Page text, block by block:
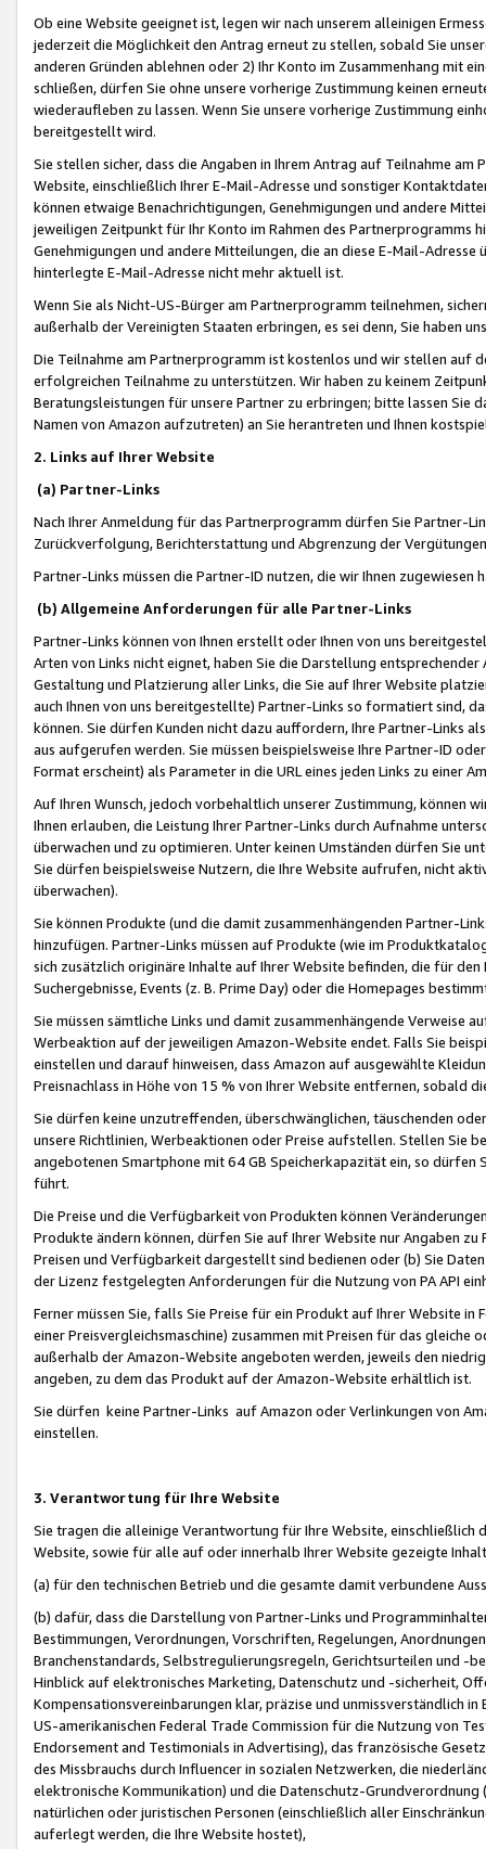
Ob eine Website geeignet ist, legen wir nach unserem alleinigen
jederzeit die Möglichkeit den Antrag erneut zu stellen, sobald Sie
anderen Gründen ablehnen oder 2) Ihr Konto im Zusammenhang mit
schließen, dürfen Sie ohne unsere vorherige Zustimmung keinen
wiederaufleben zu lassen. Wenn Sie unsere vorherige Zustimmung
bereitgestellt wird.
Sie stellen sicher, dass die Angaben in Ihrem Antrag auf Teilnahme
Website, einschließlich Ihrer E-Mail-Adresse und sonstiger
können etwaige Benachrichtigungen, Genehmigungen und andere
jeweiligen Zeitpunkt für Ihr Konto im Rahmen des Partnerprogramms
Genehmigungen und andere Mitteilungen, die an diese E-Mail-
hinterlegte E-Mail-Adresse nicht mehr aktuell ist.
Wenn Sie als Nicht-US-Bürger am Partnerprogramm teilnehmen,
außerhalb der Vereinigten Staaten erbringen, es sei denn, Sie haben
Die Teilnahme am Partnerprogramm ist kostenlos und wir stellen auf
erfolgreichen Teilnahme zu unterstützen. Wir haben zu keinem
Beratungsleistungen für unsere Partner zu erbringen; bitte lassen Sie
Namen von Amazon aufzutreten) an Sie herantreten und Ihnen
2. Links auf Ihrer Website
(a) Partner-Links
Nach Ihrer Anmeldung für das Partnerprogramm dürfen Sie Partner-
Zurückverfolgung, Berichterstattung und Abgrenzung der
Partner-Links müssen die Partner-ID nutzen, die wir Ihnen zugewiesen
(b) Allgemeine Anforderungen für alle Partner-Links
Partner-Links können von Ihnen erstellt oder Ihnen von uns
Arten von Links nicht eignet, haben Sie die Darstellung
Gestaltung und Platzierung aller Links, die Sie auf Ihrer Website
auch Ihnen von uns bereitgestellte) Partner-Links so formatiert sind,
können. Sie dürfen Kunden nicht dazu auffordern, Ihre Partner-Links
aus aufgerufen werden. Sie müssen beispielsweise Ihre Partner-ID
Format erscheint) als Parameter in die URL eines jeden Links zu einer
Auf Ihren Wunsch, jedoch vorbehaltlich unserer Zustimmung, können
Ihnen erlauben, die Leistung Ihrer Partner-Links durch Aufnahme
überwachen und zu optimieren. Unter keinen Umständen dürfen Sie
Sie dürfen beispielsweise Nutzern, die Ihre Website aufrufen, nicht
überwachen).
Sie können Produkte (und die damit zusammenhängenden Partner-
hinzufügen. Partner-Links müssen auf Produkte (wie im
sich zusätzlich originäre Inhalte auf Ihrer Website befinden, die für
Suchergebnisse, Events (z. B. Prime Day) oder die Homepages
Sie müssen sämtliche Links und damit zusammenhängende
Werbeaktion auf der jeweiligen Amazon-Website endet. Falls Sie
einstellen und darauf hinweisen, dass Amazon auf ausgewählte
Preisnachlass in Höhe von 15 % von Ihrer Website entfernen, sobald
Sie dürfen keine unzutreffenden, überschwänglichen, täuschenden
unsere Richtlinien, Werbeaktionen oder Preise aufstellen. Stellen Sie
angebotenen Smartphone mit 64 GB Speicherkapazität ein, so dürfen
führt.
Die Preise und die Verfügbarkeit von Produkten können
Produkte ändern können, dürfen Sie auf Ihrer Website nur Angaben
Preisen und Verfügbarkeit dargestellt sind bedienen oder (b) Sie
der Lizenz festgelegten Anforderungen für die Nutzung von PA API
Ferner müssen Sie, falls Sie Preise für ein Produkt auf Ihrer Website
einer Preisvergleichsmaschine) zusammen mit Preisen für das
außerhalb der Amazon-Website angeboten werden, jeweils den
angeben, zu dem das Produkt auf der Amazon-Website erhältlich ist.
Sie dürfen keine Partner-Links auf Amazon oder Verlinkungen von
einstellen.
3. Verantwortung für Ihre Website
Sie tragen die alleinige Verantwortung für Ihre Website,
Website, sowie für alle auf oder innerhalb Ihrer Website gezeigte
(a) für den technischen Betrieb und die gesamte damit verbundene
(b) dafür, dass die Darstellung von Partner-Links und
Bestimmungen, Verordnungen, Vorschriften, Regelungen,
Branchenstandards, Selbstregulierungsregeln, Gerichtsurteilen und -
Hinblick auf elektronisches Marketing, Datenschutz und -sicherheit,
Kompensationsvereinbarungen klar, präzise und unmissverständlich
US-amerikanischen Federal Trade Commission für die Nutzung von
Endorsement and Testimonials in Advertising), das französische
des Missbrauchs durch Influencer in sozialen Netzwerken, die
elektronische Kommunikation) und die Datenschutz-
natürlichen oder juristischen Personen (einschließlich aller
auferlegt werden, die Ihre Website hostet),